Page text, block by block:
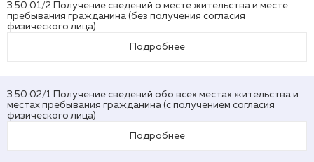
3.50.01/2 Получение сведений о месте жительства и месте
пребывания гражданина (без получения согласия
физического лица)
Подробнее
3.50.02/1 Получение сведений обо всех местах жительства и
местах пребывания гражданина (с получением согласия
физического лица)
Подробнее